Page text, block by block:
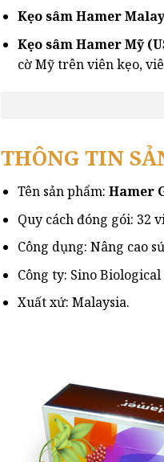
Kẹo sâm Hamer
Kẹo sâm Hamer Mỹ
cờ Mỹ trên viên kẹo,
THÔNG TIN
Tên sản phẩm: Hamer
Quy cách đóng gói: 32
Công dụng: Nâng cao
Công ty: Sino
Xuất xứ: Malaysia.